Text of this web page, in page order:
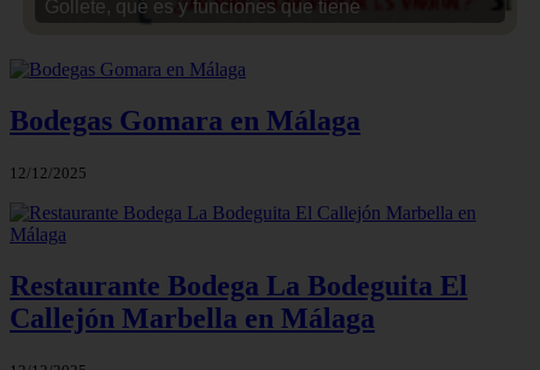
Gollete, qué es y funciones que tiene
Bodegas Gomara en Málaga
12/12/2025
Restaurante Bodega La Bodeguita El
Callejón Marbella en Málaga